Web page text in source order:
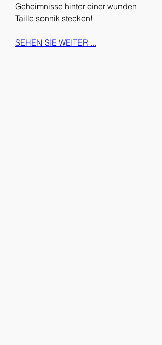
Geheimnisse hinter einer wunden
Taille sonnik stecken!
SEHEN SIE WEITER ...